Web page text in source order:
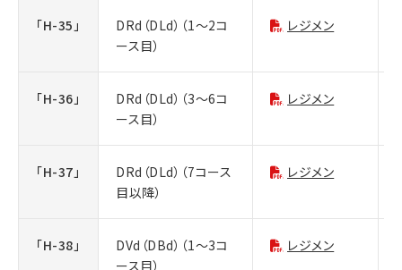
「H-35」
DRd（DLd）（1～2コ
ース目）
レジメン
「H-36」
DRd（DLd）（3～6コ
ース目）
レジメン
「H-37」
DRd（DLd）（7コース
目以降）
レジメン
「H-38」
DVd（DBd）（1～3コ
ース目）
レジメン